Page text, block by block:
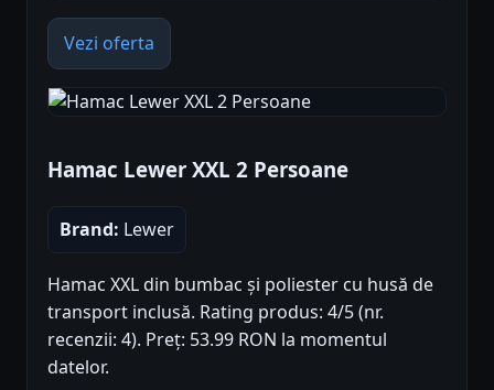
Vezi oferta
Hamac Lewer XXL 2 Persoane
Brand: Lewer
Hamac XXL din bumbac și poliester cu husă de
transport inclusă. Rating produs: 4/5 (nr.
recenzii: 4). Preț: 53.99 RON la momentul
datelor.